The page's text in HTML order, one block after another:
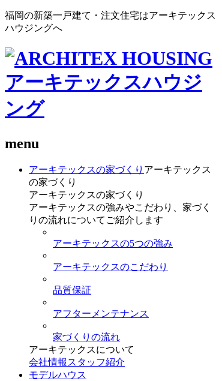
福岡の新築一戸建て・注文住宅はアーキテックス
ハウジングへ
menu
アーキテックスの家づくり アーキテックス
の家づくり
アーキテックスの家づくり
アーキテックスの強みやこだわり、家づく
りの流れについてご紹介します
アーキテックスの5つの強み
アーキテックスのこだわり
品質保証
アフターメンテナンス
家づくりの流れ
アーキテックスについて
会社情報 スタッフ紹介
モデルハウス